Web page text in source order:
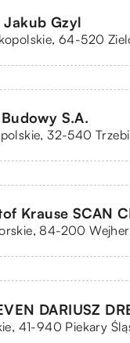
Jakub Gzyl
64-520
S.A.
32-540
Krause SCAN
84-200
DARIUSZ
41-940 Piekary